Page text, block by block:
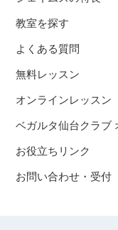
教室を探す
よくある質問
無料レッスン
オンラインレッスン
ベガルタ仙台クラブ
お役立ちリンク
お問い合わせ・受付